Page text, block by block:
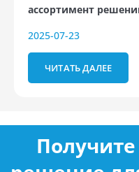
ассортимент
2025-07-23
ЧИТАТЬ ДАЛЕЕ